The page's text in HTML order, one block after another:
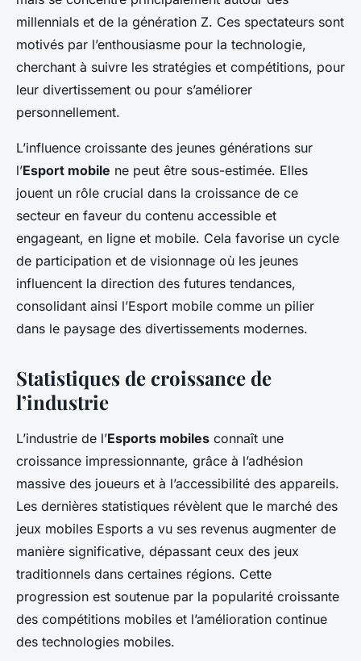
millennials et de la génération Z. Ces spectateurs sont
motivés par l’enthousiasme pour la technologie,
cherchant à suivre les stratégies et compétitions, pour
leur divertissement ou pour s’améliorer
personnellement.
L’influence croissante des jeunes générations sur
l’Esport mobile ne peut être sous-estimée. Elles
jouent un rôle crucial dans la croissance de ce
secteur en faveur du contenu accessible et
engageant, en ligne et mobile. Cela favorise un cycle
de participation et de visionnage où les jeunes
influencent la direction des futures tendances,
consolidant ainsi l’Esport mobile comme un pilier
dans le paysage des divertissements modernes.
Statistiques de croissance de
l’industrie
L’industrie de l’Esports mobiles connaît une
croissance impressionnante, grâce à l’adhésion
massive des joueurs et à l’accessibilité des appareils.
Les dernières statistiques révèlent que le marché des
jeux mobiles Esports a vu ses revenus augmenter de
manière significative, dépassant ceux des jeux
traditionnels dans certaines régions. Cette
progression est soutenue par la popularité croissante
des compétitions mobiles et l’amélioration continue
des technologies mobiles.